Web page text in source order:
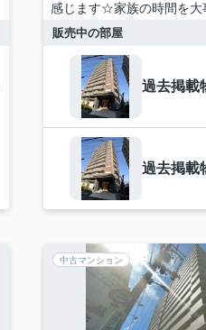
感じます☆家族の時間を大
販売中の部屋
過去掲載
過去掲載
中古マンション